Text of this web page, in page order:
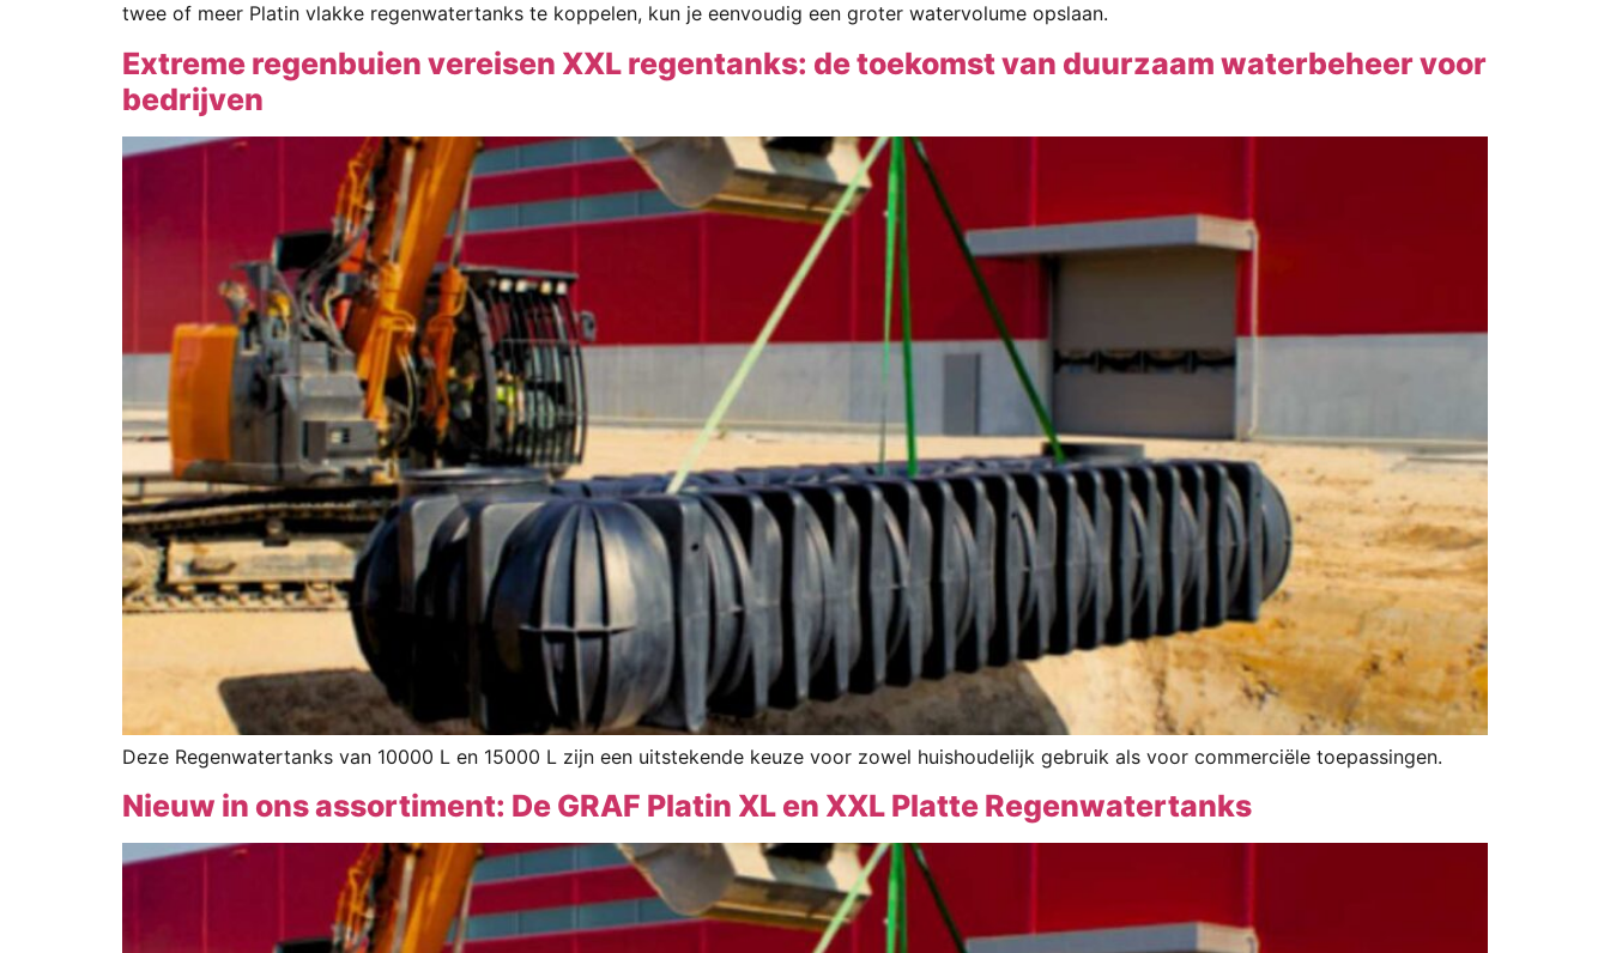
twee of meer Platin vlakke regenwatertanks te koppelen, kun je eenvoudig een groter watervolume opslaan.
Extreme regenbuien vereisen XXL regentanks: de toekomst van duurzaam waterbeheer voor
bedrijven
Deze Regenwatertanks van 10000 L en 15000 L zijn een uitstekende keuze voor zowel huishoudelijk gebruik als voor commerciële toepassingen.
Nieuw in ons assortiment: De GRAF Platin XL en XXL Platte Regenwatertanks